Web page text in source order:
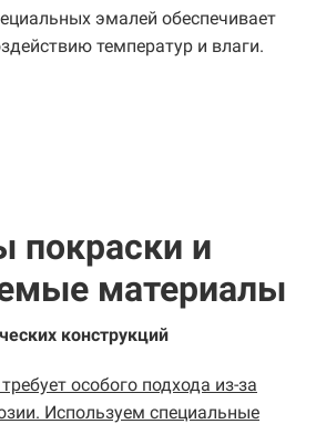
эмалей обеспечивает
температур и влаги.
покраски и
материалы
конструкций
особого подхода из-за
Используем специальные